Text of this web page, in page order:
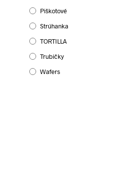
Piškotové
Strúhanka
TORTILLA
Trubičky
Wafers